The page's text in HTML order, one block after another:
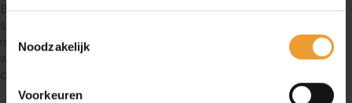
Noodzakelijk
Voorkeuren
Ben je op zoek naar een passendehordeurvoor jouw
schuifpui? Bij Paul & Paul helpen we je graag met een
maatwerk oplossing die perfect aansluit bij jouw woning en
wensen.
of bezoek één van
onze showrooms.